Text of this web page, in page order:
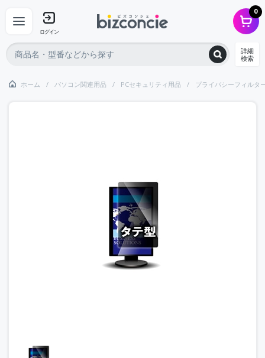
ログイン
0
詳細
検索
ホーム パソコン関連用品 PCセキュリティ用品 プライバシーフィルタ